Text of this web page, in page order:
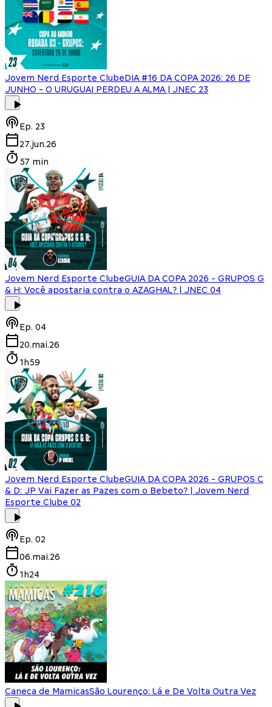
Jovem Nerd Esporte ClubeDIA #16 DA COPA 2026: 26 DE
JUNHO - O URUGUAI PERDEU A ALMA | JNEC 23
Ep. 23
27.jun.26
57 min
Jovem Nerd Esporte ClubeGUIA DA COPA 2026 - GRUPOS G
& H: Você apostaria contra o AZAGHAL? | JNEC 04
Ep. 04
20.mai.26
1h59
Jovem Nerd Esporte ClubeGUIA DA COPA 2026 - GRUPOS C
& D: JP Vai Fazer as Pazes com o Bebeto? | Jovem Nerd
Esporte Clube 02
Ep. 02
06.mai.26
1h24
Caneca de MamicasSão Lourenço: Lá e De Volta Outra Vez